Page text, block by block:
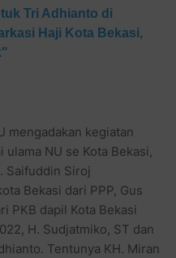
Tri Adhianto di
Haji Kota Bekasi,
mengadakan kegiatan
ulama NU se Kota Bekasi,
Saifuddin Siroj
Bekasi dari PPP, Gus
PKB dapil Kota Bekasi
H. Sudjatmiko, ST dan
Tentunya KH. Miran